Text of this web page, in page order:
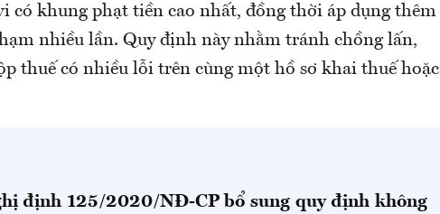
có khung phạt tiền cao nhất, đồng thời áp dụng thêm
nhiều lần. Quy định này nhằm tránh chồng lấn,
thuế có nhiều lỗi trên cùng một hồ sơ khai thuế hoặc
định 125/2020/NĐ-CP bổ sung quy định không